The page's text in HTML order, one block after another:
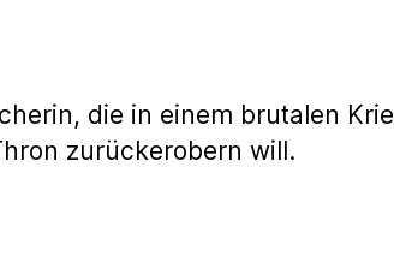
die in einem brutalen
zurückerobern will.